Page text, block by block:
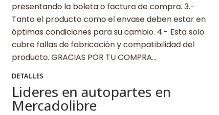
presentando la boleta o factura de compra. 3.-
Tanto el producto como el envase deben estar en
óptimas condiciones para su cambio. 4.- Esta solo
cubre fallas de fabricación y compatibilidad del
producto. GRACIAS POR TU COMPRA…
DETALLES
Lideres en autopartes en
Mercadolibre